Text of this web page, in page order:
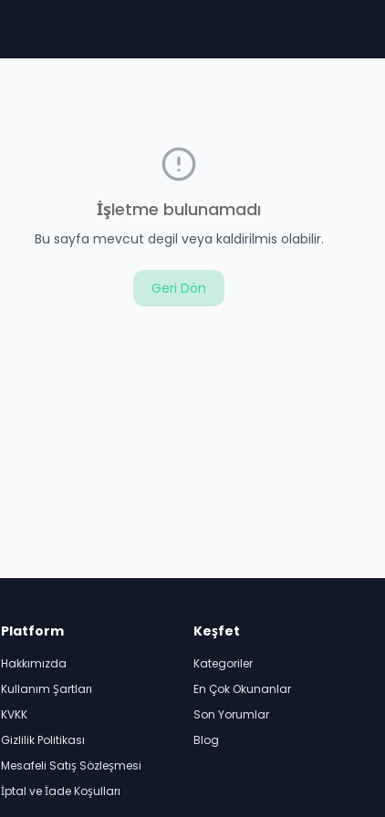
İşletme bulunamadı
Bu sayfa mevcut degil veya kaldirilmis olabilir.
Geri Dön
Platform
Hakkımızda
Kullanım Şartları
KVKK
Gizlilik Politikası
Mesafeli Satış Sözleşmesi
İptal ve İade Koşulları
Keşfet
Kategoriler
En Çok Okunanlar
Son Yorumlar
Blog